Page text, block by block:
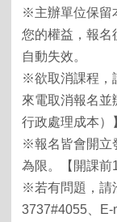
※主辦單位保留
您的權益，報名
自動失效。
※欲取消課程，
來電取消報名並
行政處理成本）
※報名皆會開立
為限。【開課前
※若有問題，請
3737#4055、E-